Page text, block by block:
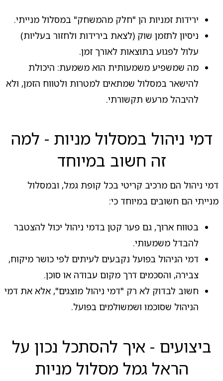
ירידות זמניות הן "חלק מהמשחק" במסלול מנייתי.
ניסיון לתזמן שוק (לצאת בירידות ולחזור בעליות)
עלול לפגוע בתוצאות לאורך זמן.
מה שמשפיע משמעותית הוא משמעת: היכולת
להישאר במסלול שמתאים למטרות ולטווח הזמן, ולא
להיבהל מרעש תקשורתי.
דמי ניהול במסלול מניות - למה
זה חשוב במיוחד
דמי ניהול הם מרכיב קריטי בכל קופת גמל, ובמסלול
מנייתי הם חשובים במיוחד כי:
בטווח ארוך, גם פער קטן בדמי ניהול יכול להצטבר
להבדל משמעותי.
דמי הניהול בפועל נקבעים לעיתים לפי כושר מיקוח,
צבירה, והסכמים דרך מקום עבודה או סוכן.
חשוב לבדוק לא רק "דמי ניהול מוצגים", אלא את דמי
הניהול שסוכמו ושמשולמים בפועל.
ביצועים - איך להסתכל נכון על
הראל גמל מסלול מניות